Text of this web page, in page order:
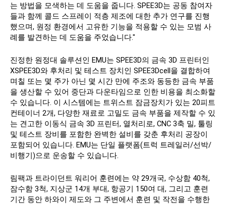
는 방법을 모색하는 데 도움을 줍니다. SPEE3D는 공동 참여자
들과 함께 콜드 스프레이 적층 제조에 대한 추가 연구를 진행
했으며, 원정 환경에서 고유한 기능을 적용할 수 있는 모범 사
례를 발견하는 데 도움을 주었습니다."
진정한 원정대 솔루션인 EMU는 SPEE3D의 금속 3D 프린터인
XSPEE3D와 후처리 및 테스트 장치인 SPEE3Dcell을 결합하여
며칠 또는 몇 주가 아닌 몇 시간 만에 주조와 동등한 금속 부품
을 생산할 수 있어 중단과 다운타임으로 인한 비용을 최소화할
수 있습니다. 이 시스템에는 트위스트 잠금장치가 있는 20피트
컨테이너 2개, 다양한 재료로 고밀도 금속 부품을 제작할 수 있
는 견고한 이동식 금속 3D 프린터, 열처리로, CNC 3축 밀, 툴링
및 테스트 장비를 포함한 완벽한 설비를 갖춘 후처리 공장이
포함되어 있습니다. EMU는 단일 플랫폼(트럭 트레일러/선박/
비행기)으로 운송할 수 있습니다.
림팩과 트라이던트 워리어 훈련에는 약 29개국, 수상함 40척,
잠수함 3척, 지상군 14개 부대, 항공기 150여 대, 그리고 훈련
기간 동안 하와이 제도와 그 주변에서 훈련 및 작전을 수행한